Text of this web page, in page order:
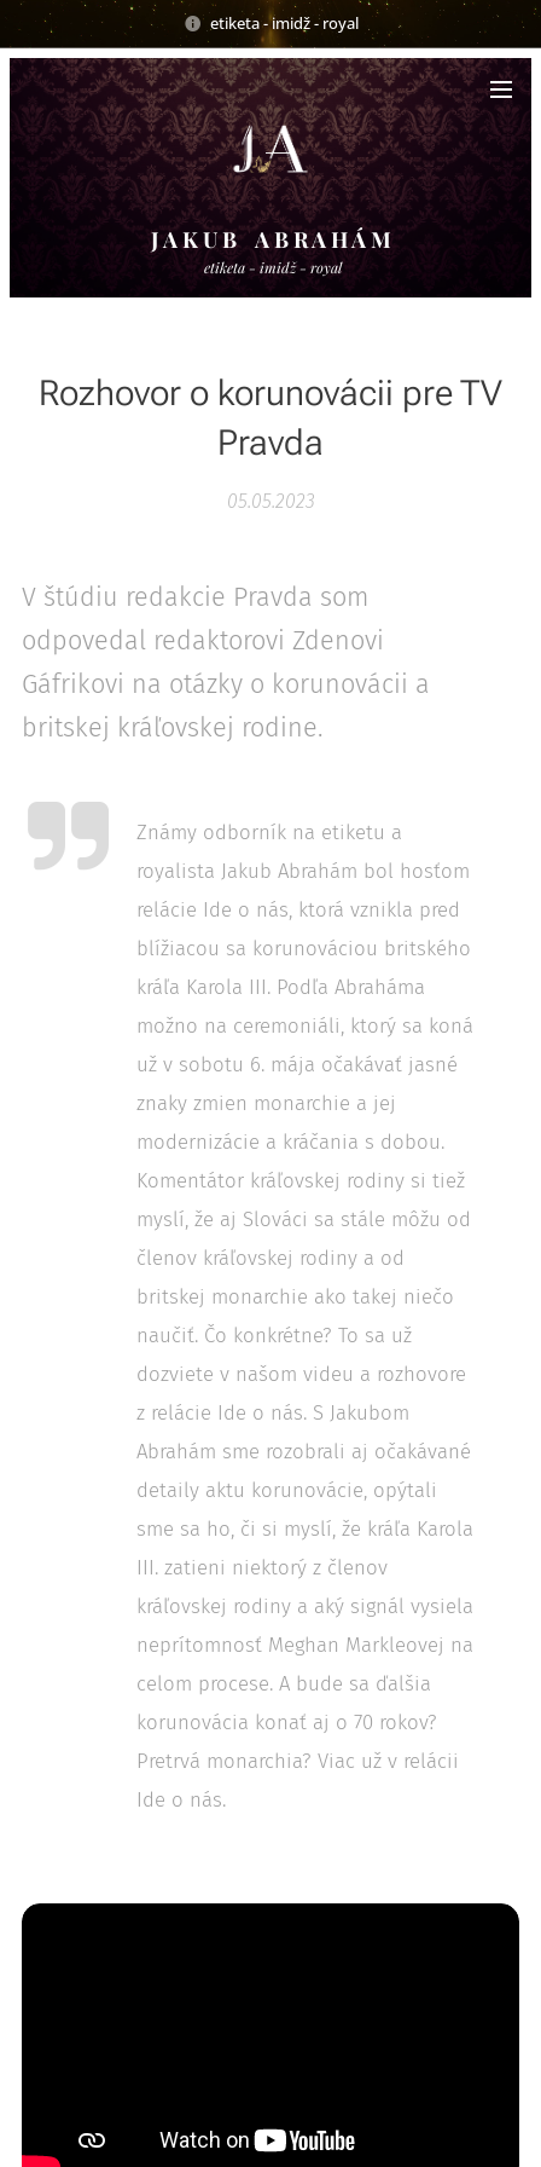
etiketa - imidž - royal
J A K U B A B R A H Á M
etiketa - imidž - royal
Rozhovor o korunovácii pre TV
Pravda
05.05.2023
V štúdiu redakcie Pravda som
odpovedal redaktorovi Zdenovi
Gáfrikovi na otázky o korunovácii a
britskej kráľovskej rodine.
Známy odborník na etiketu a
royalista Jakub Abrahám bol hosťom
relácie Ide o nás, ktorá vznikla pred
blížiacou sa korunováciou britského
kráľa Karola III. Podľa Abraháma
možno na ceremoniáli, ktorý sa koná
už v sobotu 6. mája očakávať jasné
znaky zmien monarchie a jej
modernizácie a kráčania s dobou.
Komentátor kráľovskej rodiny si tiež
myslí, že aj Slováci sa stále môžu od
členov kráľovskej rodiny a od
britskej monarchie ako takej niečo
naučiť. Čo konkrétne? To sa už
dozviete v našom videu a rozhovore
z relácie Ide o nás. S Jakubom
Abrahám sme rozobrali aj očakávané
detaily aktu korunovácie, opýtali
sme sa ho, či si myslí, že kráľa Karola
III. zatieni niektorý z členov
kráľovskej rodiny a aký signál vysiela
neprítomnosť Meghan Markleovej na
celom procese. A bude sa ďalšia
korunovácia konať aj o 70 rokov?
Pretrvá monarchia? Viac už v relácii
Ide o nás.